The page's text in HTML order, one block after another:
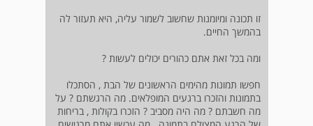
זו תכונה ומיומנות שחשוב לשמור עליה, היא תעזור לה
בהמשך החיים.
ומה בכל זאת אתם כהורים יכולים לעשות ?
חפשו תמונות מהימים הראשונים של הבת , הסתכלו
בתמונות והזכרו ברגעים המופלאים. מה הרגשתם ? על
מה חשבתם ? מה היה מסביב ? הזכרו בקולות , בריחות